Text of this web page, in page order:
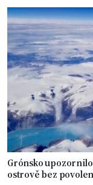
Grónsko
ostrově bez